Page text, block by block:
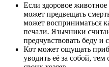
Если здоровое
может предвещать
может восприниматься
печали. Язычники
предчувствовать беду и
Кот может ощущать
уводить её за собой,